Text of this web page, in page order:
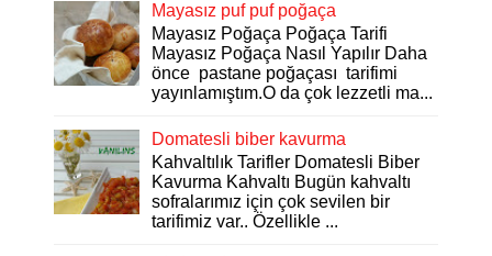
Mayasız puf puf poğaça
Mayasız Poğaça Poğaça Tarifi
Mayasız Poğaça Nasıl Yapılır Daha
önce pastane poğaçası tarifimi
yayınlamıştım.O da çok lezzetli ma...
Domatesli biber kavurma
Kahvaltılık Tarifler Domatesli Biber
Kavurma Kahvaltı Bugün kahvaltı
sofralarımız için çok sevilen bir
tarifimiz var.. Özellikle ...